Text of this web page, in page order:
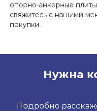
опорно-анкерные
свяжитесь с нашими
покупки.
Нужна
Подробно